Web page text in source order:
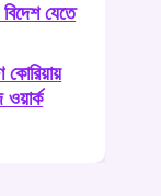
যেতে
কোরিয়ায়